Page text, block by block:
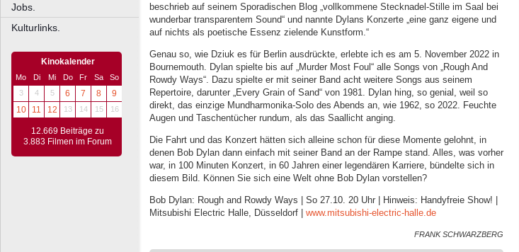
Jobs.
Kulturlinks.
Kinokalender
Mo Di Mi Do Fr Sa
So
3
4 5 6 7 8
9
10
11 12 13 14 15 16
12.669 Beiträge zu
3.883 Filmen im Forum
beschrieb auf seinem Sporadischen Blog „vollkommene Stecknadel-Stille im Saal bei
wunderbar transparentem Sound“ und nannte Dylans Konzerte „eine ganz eigene und
auf nichts als poetische Essenz zielende Kunstform.“
Genau so, wie Dziuk es für Berlin ausdrückte, erlebte ich es am 5. November 2022 in
Bournemouth. Dylan spielte bis auf „Murder Most Foul“ alle Songs von „Rough And
Rowdy Ways“. Dazu spielte er mit seiner Band acht weitere Songs aus seinem
Repertoire, darunter „Every Grain of Sand“ von 1981. Dylan hing, so genial, weil so
direkt, das einzige Mundharmonika-Solo des Abends an, wie 1962, so 2022. Feuchte
Augen und Taschentücher rundum, als das Saallicht anging.
Die Fahrt und das Konzert hätten sich alleine schon für diese Momente gelohnt, in
denen Bob Dylan dann einfach mit seiner Band an der Rampe stand. Alles, was vorher
war, in 100 Minuten Konzert, in 60 Jahren einer legendären Karriere, bündelte sich in
diesem Bild. Können Sie sich eine Welt ohne Bob Dylan vorstellen?
Bob Dylan: Rough and Rowdy Ways | So 27.10. 20 Uhr | Hinweis: Handyfreie Show! |
Mitsubishi Electric Halle, Düsseldorf | www.mitsubishi-electric-halle.de
FRANK SCHWARZBERG